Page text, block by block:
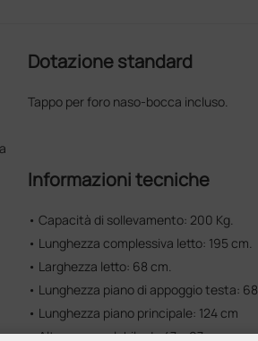
Dotazione standard
Tappo per foro naso-bocca incluso.
Informazioni tecniche
• Capacità di sollevamento: 200 Kg.
• Lunghezza complessiva letto: 195 cm.
• Larghezza letto: 68 cm.
• Lunghezza piano di appoggio testa: 68
• Lunghezza piano principale: 124 cm
• Altezza: regolabile da 47 a 97 cm